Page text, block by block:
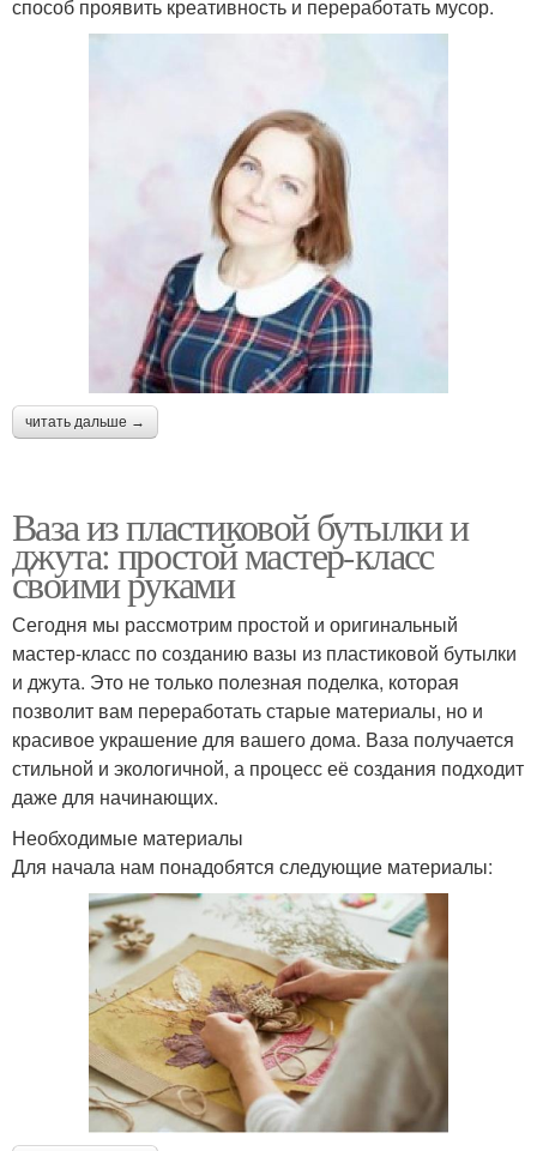
способ проявить креативность и переработать мусор.
читать дальше →
Ваза из пластиковой бутылки и
джута: простой мастер-класс
своими руками
Сегодня мы рассмотрим простой и оригинальный
мастер-класс по созданию вазы из пластиковой бутылки
и джута. Это не только полезная поделка, которая
позволит вам переработать старые материалы, но и
красивое украшение для вашего дома. Ваза получается
стильной и экологичной, а процесс её создания подходит
даже для начинающих.
Необходимые материалы
Для начала нам понадобятся следующие материалы: